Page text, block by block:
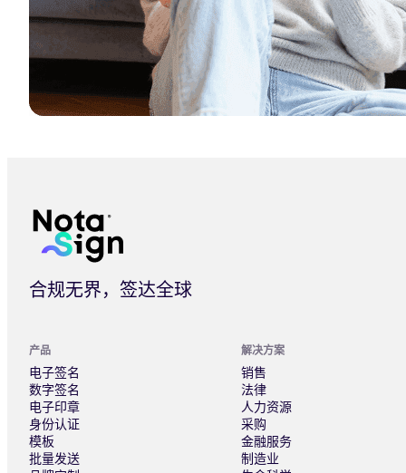
合规无界，签达全球
产品
电子签名
数字签名
电子印章
身份认证
模板
批量发送
解决方案
销售
法律
人力资源
采购
金融服务
制造业